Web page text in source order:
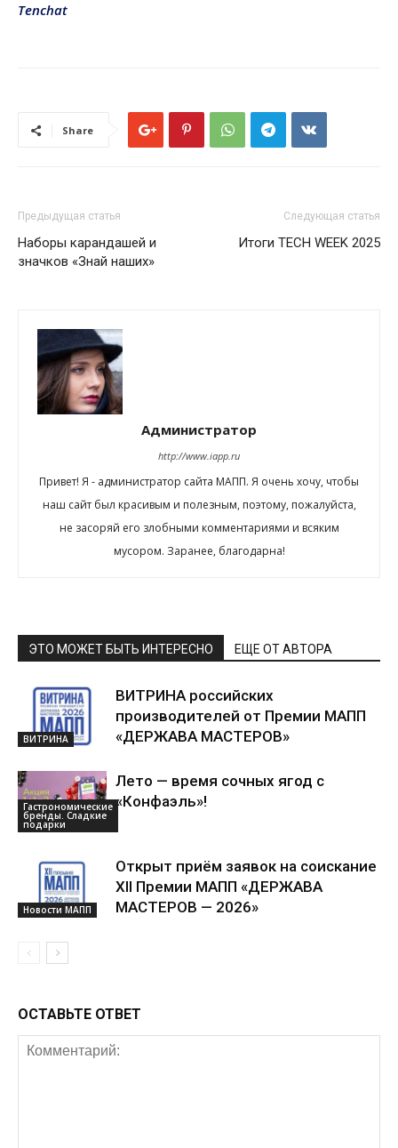
Tenchat
Share
Предыдущая статья
Наборы карандашей и
значков «Знай наших»
Следующая статья
Итоги TECH WEEK 2025
Администратор
http://www.iapp.ru
Привет! Я - администратор сайта МАПП. Я очень хочу, чтобы
наш сайт был красивым и полезным, поэтому, пожалуйста,
не засоряй его злобными комментариями и всяким
мусором. Заранее, благодарна!
ЭТО МОЖЕТ БЫТЬ ИНТЕРЕСНО ЕЩЕ ОТ АВТОРА
ВИТРИНА
ВИТРИНА российских
производителей от Премии МАПП
«ДЕРЖАВА МАСТЕРОВ»
Гастрономические
бренды. Сладкие
подарки
Лето — время сочных ягод с
«Конфаэль»!
Новости МАПП
Открыт приём заявок на соискание
XII Премии МАПП «ДЕРЖАВА
МАСТЕРОВ — 2026»
ОСТАВЬТЕ ОТВЕТ